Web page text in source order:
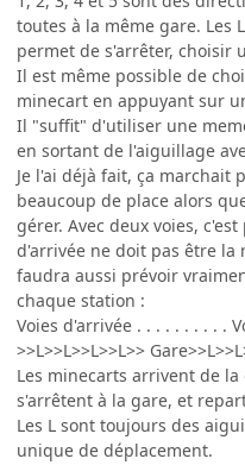
toutes à la même gare. Les
permet de s'arrêter, choisir
Il est même possible de
minecart en appuyant sur
Il "suffit" d'utiliser une
en sortant de l'aiguillage
Je l'ai déjà fait, ça marchait
beaucoup de place alors
gérer. Avec deux voies,
d'arrivée ne doit pas être la
faudra aussi prévoir
chaque station :
Voies d'arrivée . . . . . . . . . .
>>L>>L>>L>>L>>
Les minecarts arrivent de
s'arrêtent à la gare, et
Les L sont toujours des
unique de déplacement.